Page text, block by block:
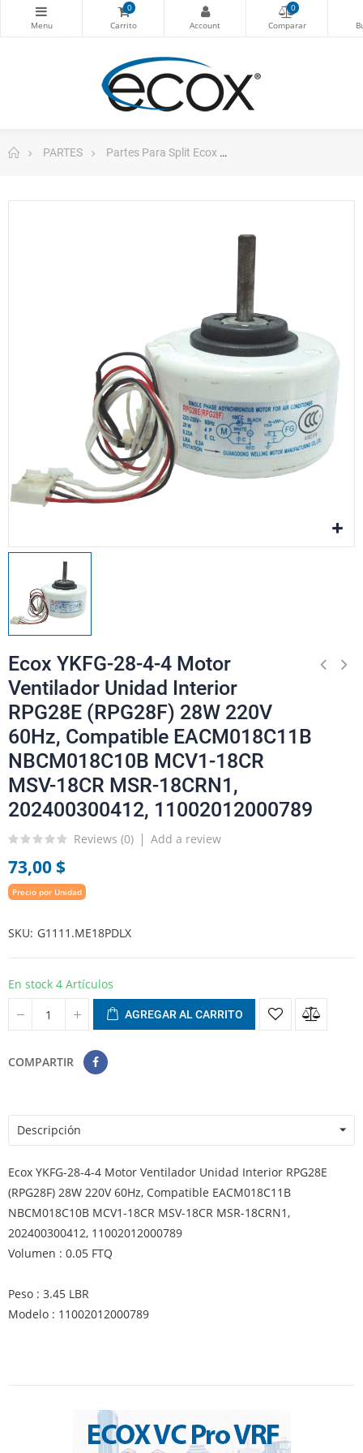
0 0
PARTES Partes Para Split Ecox
Ecox YKFG-28-4-4 Motor
Ventilador Unidad Interior
RPG28E (RPG28F) 28W 220V
60Hz, Compatible EACM018C11B
NBCM018C10B MCV1-18CR
MSV-18CR MSR-18CRN1,
202400300412, 11002012000789
Reviews (0) Add a review
73,00 $
Precio por Unidad
SKU G1111.ME18PDLX
En stock 4 Artículos
AGREGAR AL CARRITO
COMPARTIR
Descripción
Ecox YKFG-28-4-4 Motor Ventilador Unidad Interior RPG28E
(RPG28F) 28W 220V 60Hz, Compatible EACM018C11B
NBCM018C10B MCV1-18CR MSV-18CR MSR-18CRN1,
202400300412, 11002012000789
Volumen : 0.05 FTQ
Peso : 3.45 LBR
Modelo : 11002012000789